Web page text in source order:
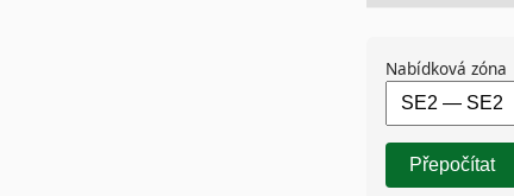
Nabídková zóna
Přepočítat